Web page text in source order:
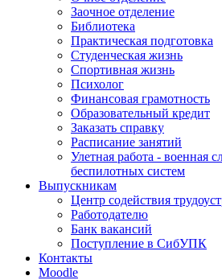
Заочное отделение
Библиотека
Практическая подготовка
Студенческая жизнь
Спортивная жизнь
Психолог
Финансовая грамотность
Образовательный кредит
Заказать справку
Расписание занятий
Улетная работа - военная
беспилотных систем
Выпускникам
Центр содействия
Работодателю
Банк вакансий
Поступление в СибУПК
Контакты
Moodle